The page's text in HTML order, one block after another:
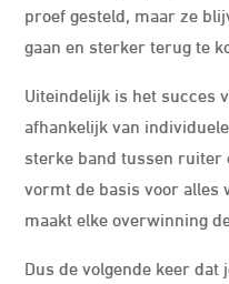
proef gesteld, maar ze
gaan en sterker terug te
Uiteindelijk is het succes
afhankelijk van
sterke band tussen ruiter
vormt de basis voor alles
maakt elke overwinning
Dus de volgende keer